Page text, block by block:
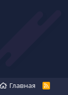
Главная
R